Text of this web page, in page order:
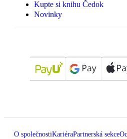
Kupte si knihu Čedok
Novinky
O společnostiKariéraPartnerská sekce